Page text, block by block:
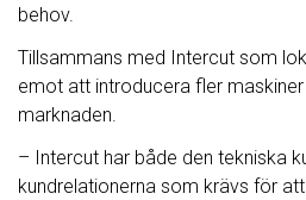
behov.
Tillsammans med Intercut som
emot att introducera fler
marknaden.
– Intercut har både den tekniska
kundrelationerna som krävs för